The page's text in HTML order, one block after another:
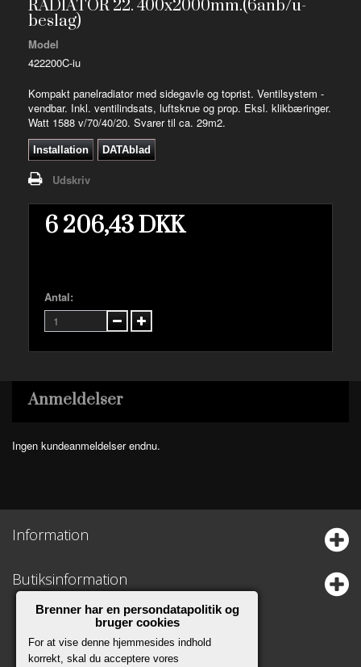
RADIATOR 22. 400x2000mm.(6anb/u-
beslag)
Model
422200C-iu
Kompakt panelradiator med sidegavle og toprist. Ventilsystem -
vendbar. Inkl. ventilindsats, luftskrue og prop. Eksl. klikbæringer.
Watt 1588 v/70/40/20. Svarer til ca. 29m2.
Installation DATAblad
Udskriv
6 206,43 DKK
Antal:
Anmeldelser
Ingen kundeanmeldelser endnu.
Information
Butiksinformation
Brenner har en persondatapolitik og
bruger cookies
For at vise denne hjemmesides indhold
korrekt, skal du acceptere vores